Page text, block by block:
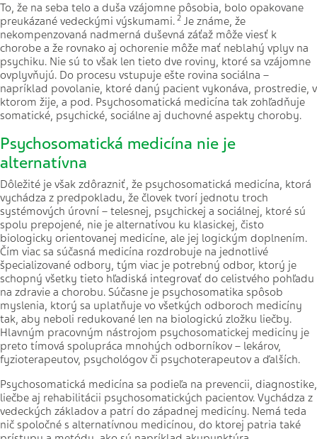
To, že na seba telo a duša vzájomne pôsobia, bolo opakovane
preukázané vedeckými výskumami. 2 Je známe, že
nekompenzovaná nadmerná duševná záťaž môže viesť k
chorobe a že rovnako aj ochorenie môže mať neblahý vplyv na
psychiku. Nie sú to však len tieto dve roviny, ktoré sa vzájomne
ovplyvňujú. Do procesu vstupuje ešte rovina sociálna –
napríklad povolanie, ktoré daný pacient vykonáva, prostredie, v
ktorom žije, a pod. Psychosomatická medicína tak zohľadňuje
somatické, psychické, sociálne aj duchovné aspekty choroby.
Psychosomatická medicína nie je
alternatívna
Dôležité je však zdôrazniť, že psychosomatická medicína, ktorá
vychádza z predpokladu, že človek tvorí jednotu troch
systémových úrovní – telesnej, psychickej a sociálnej, ktoré sú
spolu prepojené, nie je alternatívou ku klasickej, čisto
biologicky orientovanej medicíne, ale jej logickým doplnením.
Čím viac sa súčasná medicína rozdrobuje na jednotlivé
špecializované odbory, tým viac je potrebný odbor, ktorý je
schopný všetky tieto hľadiská integrovať do celistvého pohľadu
na zdravie a chorobu. Súčasne je psychosomatika spôsob
myslenia, ktorý sa uplatňuje vo všetkých odboroch medicíny
tak, aby neboli redukované len na biologickú zložku liečby.
Hlavným pracovným nástrojom psychosomatickej medicíny je
preto tímová spolupráca mnohých odborníkov – lekárov,
fyzioterapeutov, psychológov či psychoterapeutov a ďalších.
Psychosomatická medicína sa podieľa na prevencii, diagnostike,
liečbe aj rehabilitácii psychosomatických pacientov. Vychádza z
vedeckých základov a patrí do západnej medicíny. Nemá teda
nič spoločné s alternatívnou medicínou, do ktorej patria také